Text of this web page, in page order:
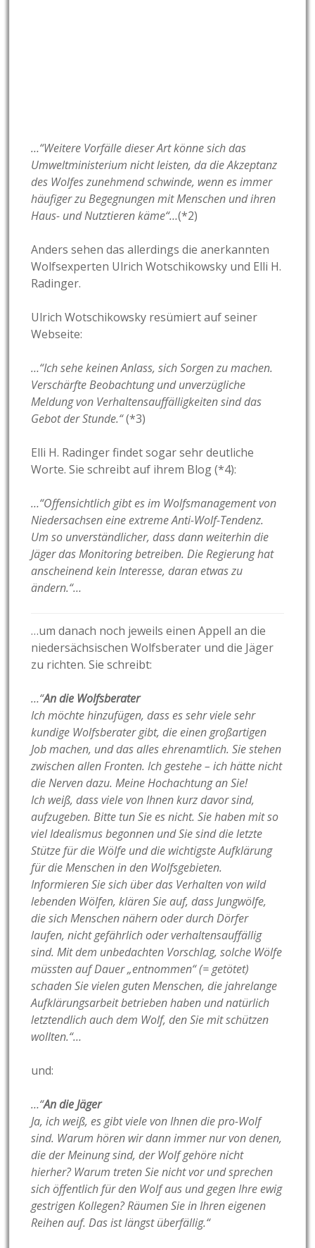
…“Weitere Vorfälle dieser Art könne sich das
Umweltministerium nicht leisten, da die Akzeptanz
des Wolfes zunehmend schwinde, wenn es immer
häufiger zu Begegnungen mit Menschen und ihren
Haus- und Nutztieren käme“…(*2)
Anders sehen das allerdings die anerkannten
Wolfsexperten Ulrich Wotschikowsky und Elli H.
Radinger.
Ulrich Wotschikowsky resümiert auf seiner
Webseite:
…“Ich sehe keinen Anlass, sich Sorgen zu machen.
Verschärfte Beobachtung und unverzügliche
Meldung von Verhaltensauffälligkeiten sind das
Gebot der Stunde.“(*3)
Elli H. Radinger findet sogar sehr deutliche
Worte. Sie schreibt auf ihrem Blog (*4):
…“Offensichtlich gibt es im Wolfsmanagement von
Niedersachsen eine extreme Anti-Wolf-Tendenz.
Um so unverständlicher, dass dann weiterhin die
Jäger das Monitoring betreiben. Die Regierung hat
anscheinend kein Interesse, daran etwas zu
ändern.“…
…um danach noch jeweils einen Appell an die
niedersächsischen Wolfsberater und die Jäger
zu richten. Sie schreibt:
…“An die Wolfsberater
Ich möchte hinzufügen, dass es sehr viele sehr
kundige Wolfsberater gibt, die einen großartigen
Job machen, und das alles ehrenamtlich. Sie stehen
zwischen allen Fronten. Ich gestehe – ich hätte nicht
die Nerven dazu. Meine Hochachtung an Sie!
Ich weiß, dass viele von Ihnen kurz davor sind,
aufzugeben. Bitte tun Sie es nicht. Sie haben mit so
viel Idealismus begonnen und Sie sind die letzte
Stütze für die Wölfe und die wichtigste Aufklärung
für die Menschen in den Wolfsgebieten.
Informieren Sie sich über das Verhalten von wild
lebenden Wölfen, klären Sie auf, dass Jungwölfe,
die sich Menschen nähern oder durch Dörfer
laufen, nicht gefährlich oder verhaltensauffällig
sind. Mit dem unbedachten Vorschlag, solche Wölfe
müssten auf Dauer „entnommen“ (= getötet)
schaden Sie vielen guten Menschen, die jahrelange
Aufklärungsarbeit betrieben haben und natürlich
letztendlich auch dem Wolf, den Sie mit schützen
wollten.“…
und:
…“An die Jäger
Ja, ich weiß, es gibt viele von Ihnen die pro-Wolf
sind. Warum hören wir dann immer nur von denen,
die der Meinung sind, der Wolf gehöre nicht
hierher? Warum treten Sie nicht vor und sprechen
sich öffentlich für den Wolf aus und gegen Ihre ewig
gestrigen Kollegen? Räumen Sie in Ihren eigenen
Reihen auf. Das ist längst überfällig.“